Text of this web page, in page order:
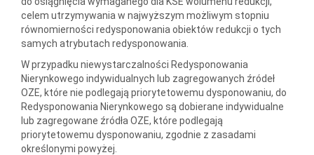
celem utrzymywania w najwyższym możliwym stopniu
równomierności redysponowania obiektów redukcji o tych
samych atrybutach redysponowania.
W przypadku niewystarczalności Redysponowania
Nierynkowego indywidualnych lub zagregowanych źródeł
OZE, które nie podlegają priorytetowemu dysponowaniu, do
Redysponowania Nierynkowego są dobierane indywidualne
lub zagregowane źródła OZE, które podlegają
priorytetowemu dysponowaniu, zgodnie z zasadami
określonymi powyżej.